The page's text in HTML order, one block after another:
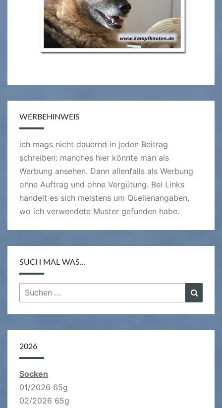
WERBEHINWEIS
ich mags nicht dauernd in jeden Beitrag
schreiben: manches hier könnte man als
Werbung ansehen. Dann allenfalls als Werbung
ohne Auftrag und ohne Vergütung. Bei Links
handelt es sich meistens um Quellenangaben,
wo ich verwendete Muster gefunden habe.
SUCH MAL WAS…
Suchen
nach:
2026
Socken
01/2026 65g
02/2026 65g